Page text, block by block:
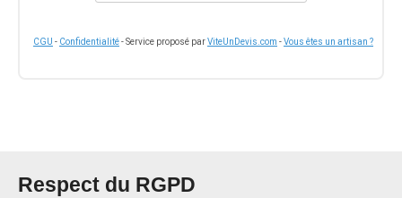
CGU - Confidentialité- Service proposé parViteUnDevis.com -Vous êtes un artisan ?
Respect du RGPD